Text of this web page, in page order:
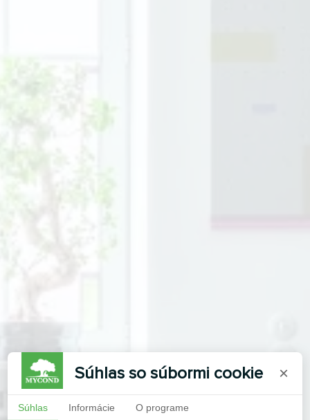
Súhlas so súbormi cookie ×
Súhlas Informácie O programe